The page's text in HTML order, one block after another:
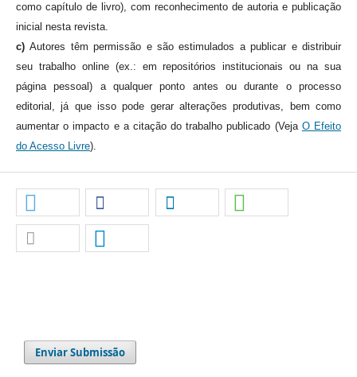
como capítulo de livro), com reconhecimento de autoria e publicação
inicial nesta revista.
c)Autores têm permissão e são estimulados a publicar e distribuir
seu trabalho online (ex.: em repositórios institucionais ou na sua
página pessoal) a qualquer ponto antes ou durante o processo
editorial, já que isso pode gerar alterações produtivas, bem como
aumentar o impacto e a citação do trabalho publicado (Veja O Efeito
do Acesso Livre).
Enviar Submissão